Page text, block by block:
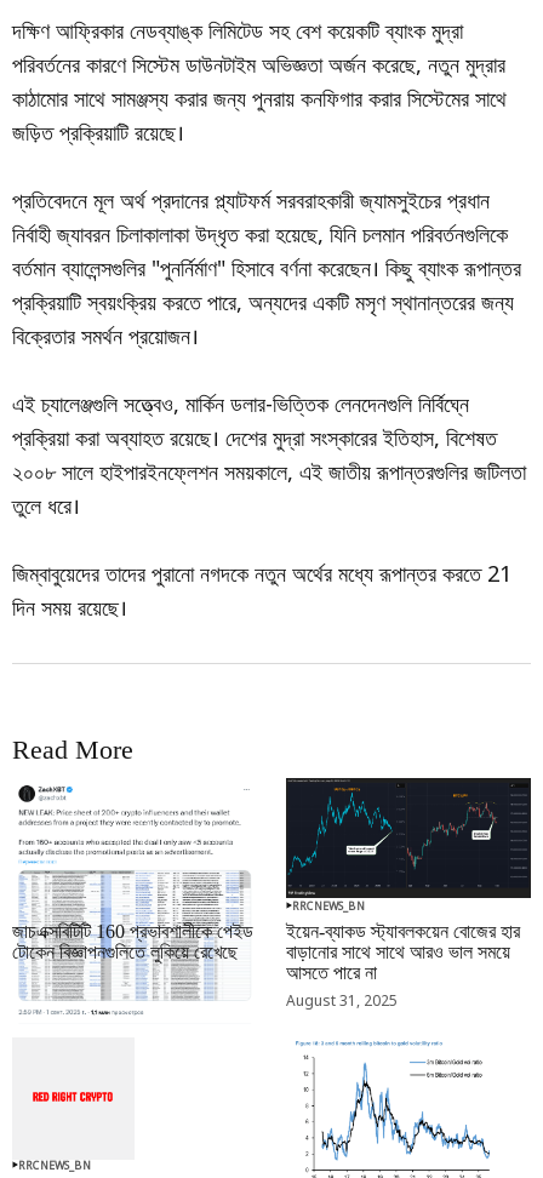
দক্ষিণ আফ্রিকার নেডব্যাঙ্ক লিমিটেড সহ বেশ কয়েকটি ব্যাংক মুদ্রা
পরিবর্তনের কারণে সিস্টেম ডাউনটাইম অভিজ্ঞতা অর্জন করেছে, নতুন মুদ্রার
কাঠামোর সাথে সামঞ্জস্য করার জন্য পুনরায় কনফিগার করার সিস্টেমের সাথে
জড়িত প্রক্রিয়াটি রয়েছে।
প্রতিবেদনে মূল অর্থ প্রদানের প্ল্যাটফর্ম সরবরাহকারী জ্যামসুইচের প্রধান
নির্বাহী জ্যাবরন চিলাকালাকা উদ্ধৃত করা হয়েছে, যিনি চলমান পরিবর্তনগুলিকে
বর্তমান ব্যালেন্সগুলির "পুনর্নির্মাণ" হিসাবে বর্ণনা করেছেন। কিছু ব্যাংক রূপান্তর
প্রক্রিয়াটি স্বয়ংক্রিয় করতে পারে, অন্যদের একটি মসৃণ স্থানান্তরের জন্য
বিক্রেতার সমর্থন প্রয়োজন।
এই চ্যালেঞ্জগুলি সত্ত্বেও, মার্কিন ডলার-ভিত্তিক লেনদেনগুলি নির্বিঘ্নে
প্রক্রিয়া করা অব্যাহত রয়েছে। দেশের মুদ্রা সংস্কারের ইতিহাস, বিশেষত
২০০৮ সালে হাইপারইনফ্লেশন সময়কালে, এই জাতীয় রূপান্তরগুলির জটিলতা
তুলে ধরে।
জিম্বাবুয়েদের তাদের পুরানো নগদকে নতুন অর্থের মধ্যে রূপান্তর করতে 21
দিন সময় রয়েছে।
Read More
RRCNEWS_BN
জাচএক্সবিটিটি 160 প্রভাবশালীকে পেইড
টোকেন বিজ্ঞাপনগুলিতে লুকিয়ে রেখেছে
September 01, 2025
RRCNEWS_BN
ইয়েন-ব্যাকড স্ট্যাবলকয়েন বোজের হার
বাড়ানোর সাথে সাথে আরও ভাল সময়ে
আসতে পারে না
August 31, 2025
RRCNEWS_BN RRCNEWS_BN